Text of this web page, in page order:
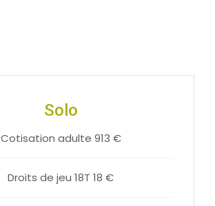
Solo
Cotisation adulte 913 €
Droits de jeu 18T 18 €